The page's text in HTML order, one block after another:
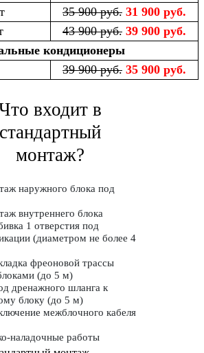
35 900 руб. 31 900 руб.
43 900 руб. 39 900 руб.
кондиционеры
39 900 руб. 35 900 руб.
входит в
стандартный
монтаж?
наружного блока под
внутреннего блока
1 отверстия под
(диаметром не более 4
фреоновой трассы
(до 5 м)
дренажного шланга к
блоку (до 5 м)
межблочного кабеля
наладочные работы